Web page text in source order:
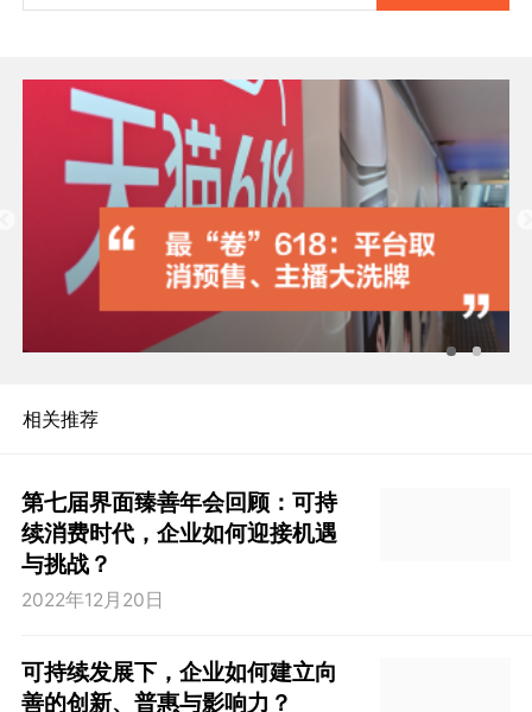
相关推荐
第七届界面臻善年会回顾：可持
续消费时代，企业如何迎接机遇
与挑战？
2022年12月20日
可持续发展下，企业如何建立向
善的创新、普惠与影响力？